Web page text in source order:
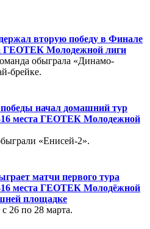
вторую победу в Финале
ГЕОТЕК Молодежной лиги
обыграла «Динамо-
брейке.
победы начал домашний тур
16 места ГЕОТЕК Молодежной
«Енисей-2».
матчи первого тура
16 места ГЕОТЕК Молодёжной
площадке
26 по 28 марта.